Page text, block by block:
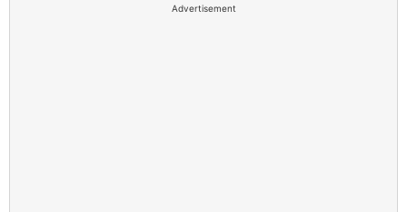
Advertisement